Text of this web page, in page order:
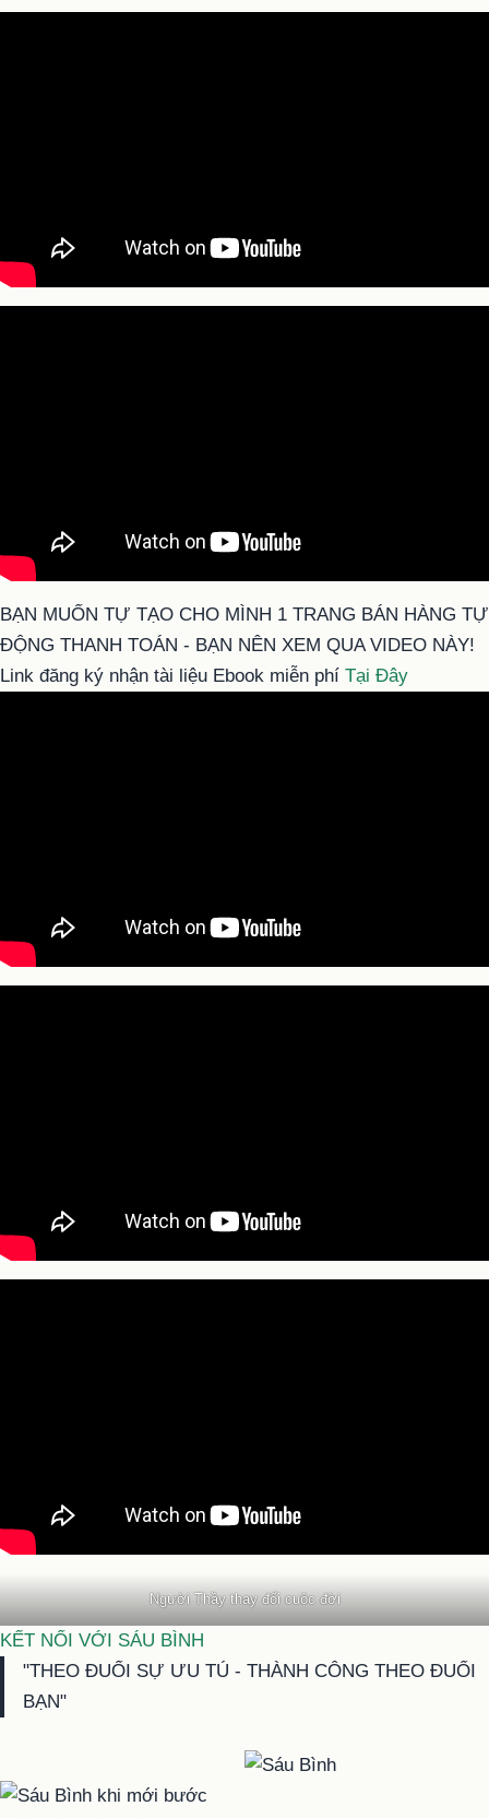
BẠN MUỐN TỰ TẠO CHO MÌNH 1 TRANG BÁN HÀNG TỰ
ĐỘNG THANH TOÁN - BẠN NÊN XEM QUA VIDEO NÀY!
Link đăng ký nhận tài liệu Ebook miễn phí Tại Đây
Người Thầy thay đổi cuộc đời
KẾT NỐI VỚI SÁU BÌNH
"THEO ĐUỔI SỰ ƯU TÚ - THÀNH CÔNG THEO ĐUỔI
BẠN"